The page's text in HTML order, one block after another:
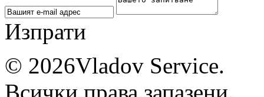
Изпрати
© 2026Vladov Service.
Всички права запазени.